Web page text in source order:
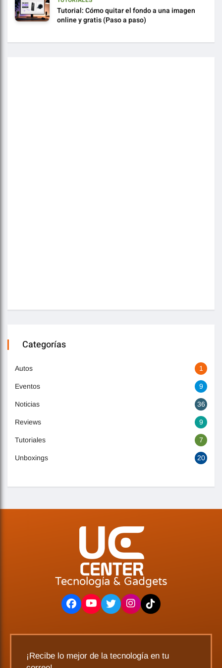
Tutorial: Cómo quitar el fondo a una imagen
online y gratis (Paso a paso)
Categorías
Autos 1
Eventos 9
Noticias 36
Reviews 9
Tutoriales 7
Unboxings 20
Tecnología & Gadgets
¡Recibe lo mejor de la tecnología en tu